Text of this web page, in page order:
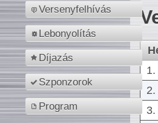
Versenyfelhívás
Lebonyolítás
Díjazás
Szponzorok
Program